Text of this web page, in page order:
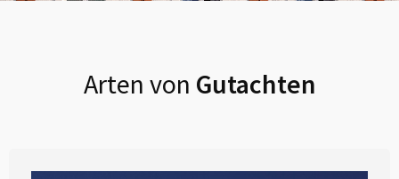
Arten von Gutachten